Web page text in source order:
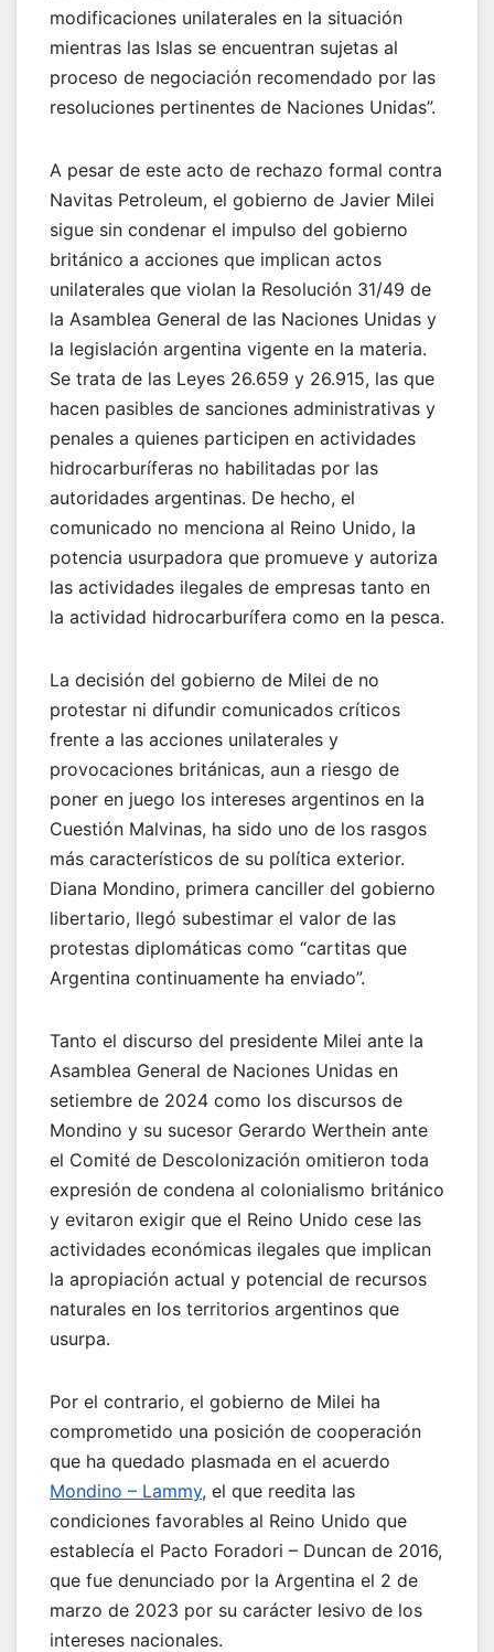
modificaciones unilaterales en la situación
mientras las Islas se encuentran sujetas al
proceso de negociación recomendado por las
resoluciones pertinentes de Naciones Unidas”.
A pesar de este acto de rechazo formal contra
Navitas Petroleum, el gobierno de Javier Milei
sigue sin condenar el impulso del gobierno
británico a acciones que implican actos
unilaterales que violan la Resolución 31/49 de
la Asamblea General de las Naciones Unidas y
la legislación argentina vigente en la materia.
Se trata de las Leyes 26.659 y 26.915, las que
hacen pasibles de sanciones administrativas y
penales a quienes participen en actividades
hidrocarburíferas no habilitadas por las
autoridades argentinas. De hecho, el
comunicado no menciona al Reino Unido, la
potencia usurpadora que promueve y autoriza
las actividades ilegales de empresas tanto en
la actividad hidrocarburífera como en la pesca.
La decisión del gobierno de Milei de no
protestar ni difundir comunicados críticos
frente a las acciones unilaterales y
provocaciones británicas, aun a riesgo de
poner en juego los intereses argentinos en la
Cuestión Malvinas, ha sido uno de los rasgos
más característicos de su política exterior.
Diana Mondino, primera canciller del gobierno
libertario, llegó subestimar el valor de las
protestas diplomáticas como “cartitas que
Argentina continuamente ha enviado”.
Tanto el discurso del presidente Milei ante la
Asamblea General de Naciones Unidas en
setiembre de 2024 como los discursos de
Mondino y su sucesor Gerardo Werthein ante
el Comité de Descolonización omitieron toda
expresión de condena al colonialismo británico
y evitaron exigir que el Reino Unido cese las
actividades económicas ilegales que implican
la apropiación actual y potencial de recursos
naturales en los territorios argentinos que
usurpa.
Por el contrario, el gobierno de Milei ha
comprometido una posición de cooperación
que ha quedado plasmada en el acuerdo
Mondino – Lammy, el que reedita las
condiciones favorables al Reino Unido que
establecía el Pacto Foradori – Duncan de 2016,
que fue denunciado por la Argentina el 2 de
marzo de 2023 por su carácter lesivo de los
intereses nacionales.